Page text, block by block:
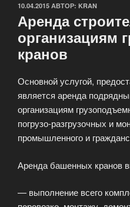
ОПУБЛИКОВАНО
10.04.2015 АВТОР: KRAN
Аренда
организациям
кранов
Основной услугой,
является аренда
организациям
погрузо-разгрузочных и
промышленного и
Аренда башенных кранов
— выполнение всего